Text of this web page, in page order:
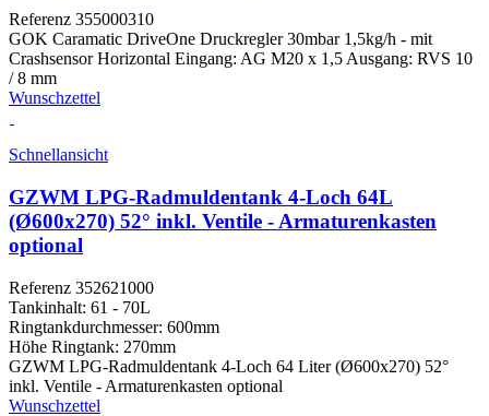
Referenz 355000310
GOK Caramatic DriveOne Druckregler 30mbar 1,5kg/h - mit
Crashsensor Horizontal Eingang: AG M20 x 1,5 Ausgang: RVS 10
/ 8 mm
Wunschzettel
Schnellansicht
GZWM LPG-Radmuldentank 4-Loch 64L
(Ø600x270) 52° inkl. Ventile - Armaturenkasten
optional
Referenz 352621000
Tankinhalt: 61 - 70L
Ringtankdurchmesser: 600mm
Höhe Ringtank: 270mm
GZWM LPG-Radmuldentank 4-Loch 64 Liter (Ø600x270) 52°
inkl. Ventile - Armaturenkasten optional
Wunschzettel